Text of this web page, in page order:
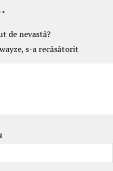
de nevastă?
s-a recăsătorit